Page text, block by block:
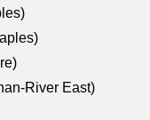
River East)